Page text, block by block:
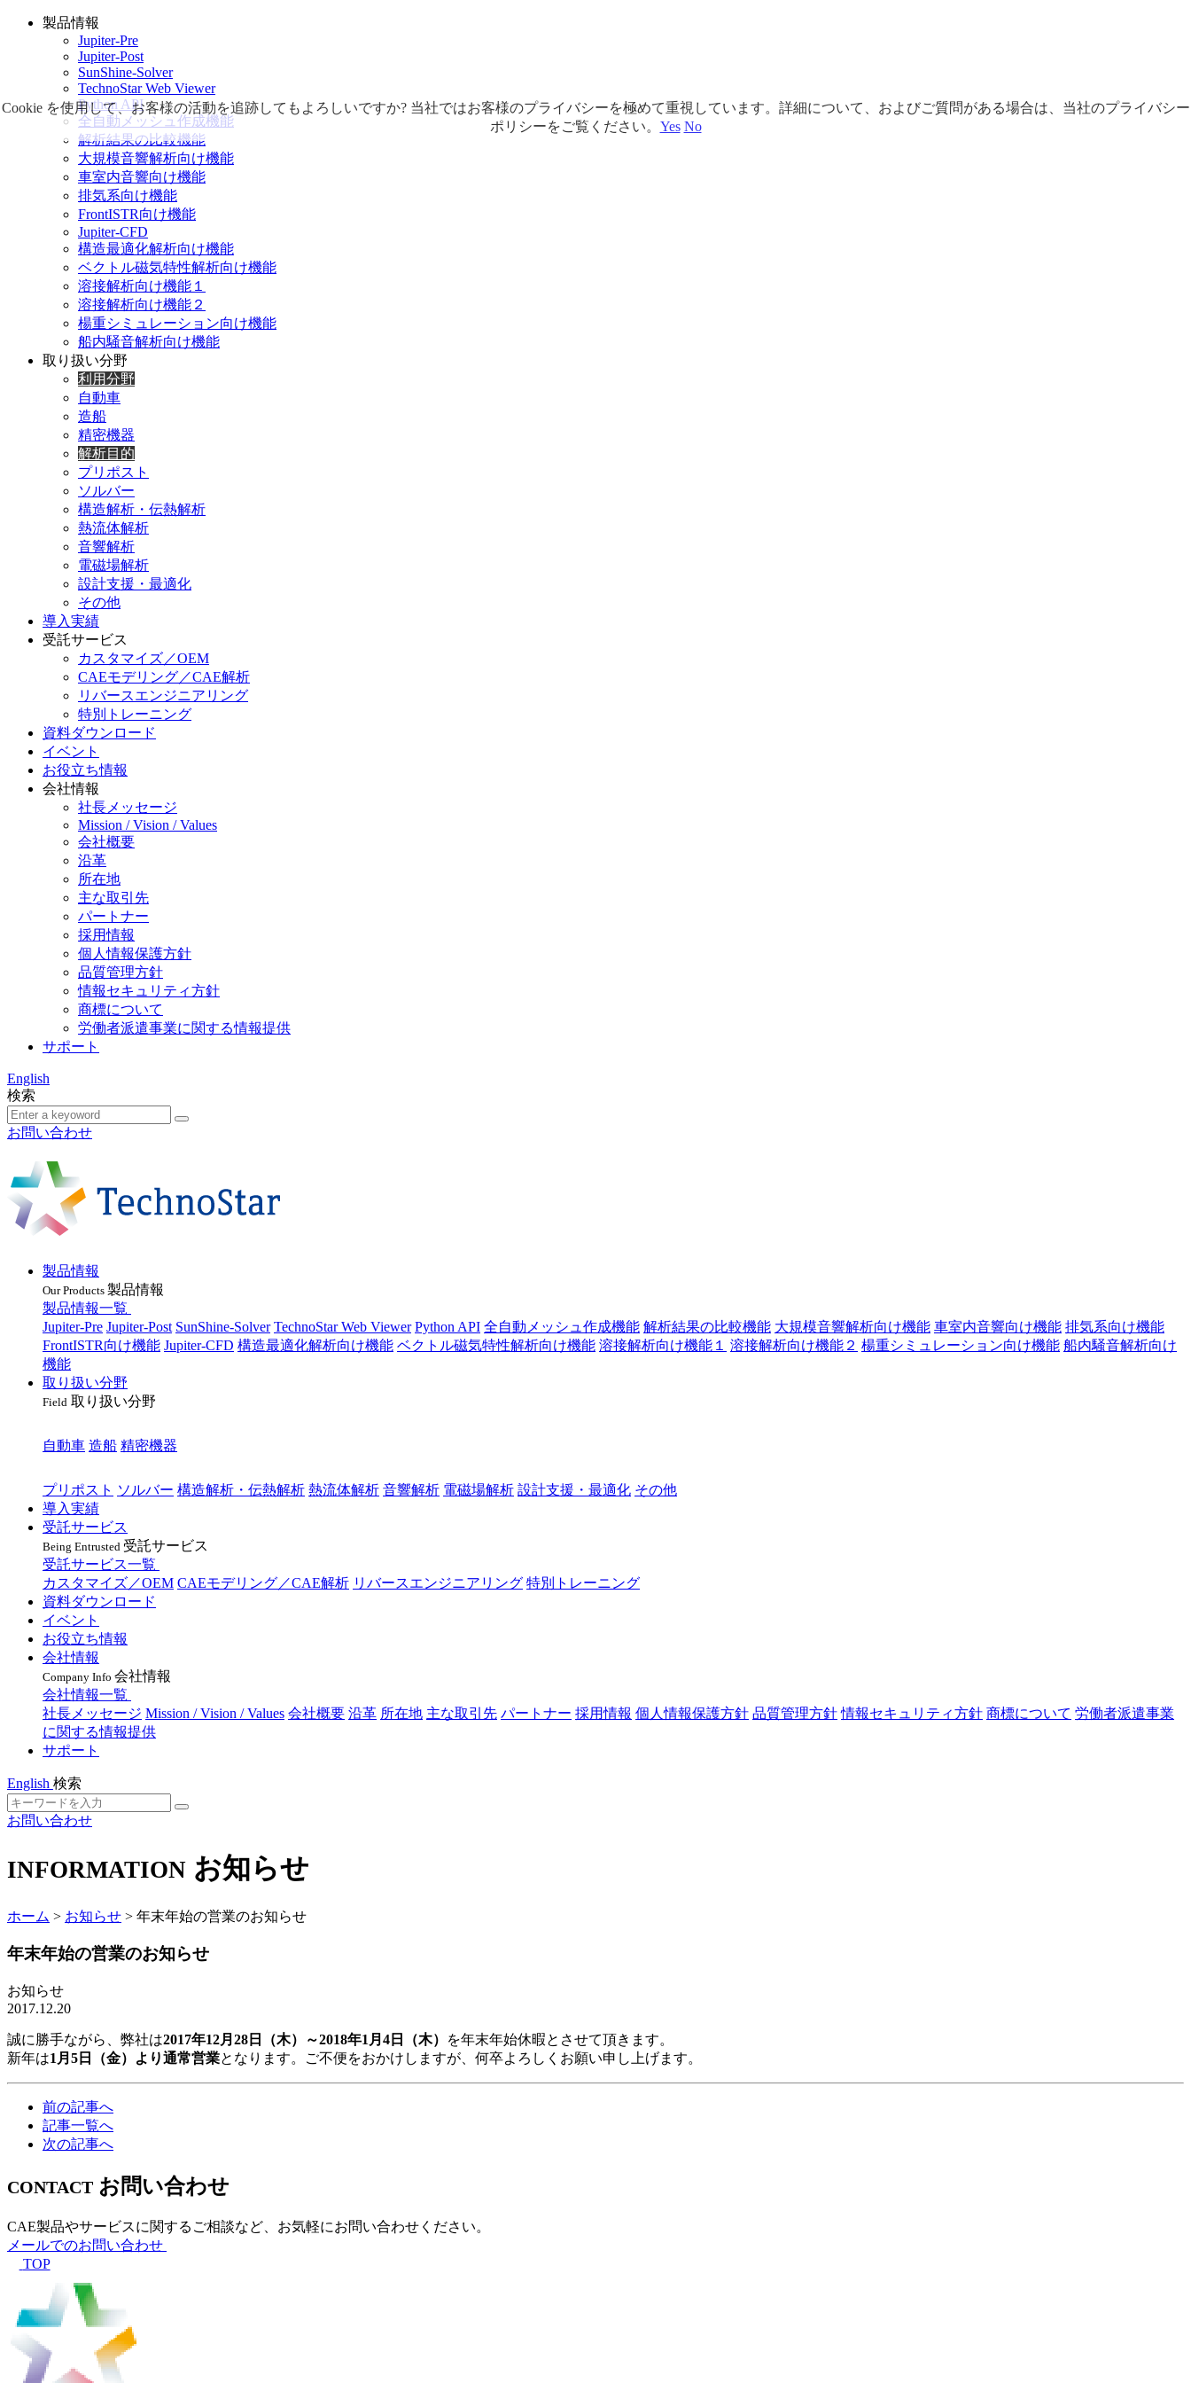
製品情報
Jupiter-Pre
Jupiter-Post
SunShine-Solver
TechnoStar Web Viewer
Python API
全自動メッシュ作成機能
解析結果の比較機能
大規模音響解析向け機能
車室内音響向け機能
排気系向け機能
FrontISTR向け機能
Jupiter-CFD
構造最適化解析向け機能
ベクトル磁気特性解析向け機能
溶接解析向け機能１
溶接解析向け機能２
楊重シミュレーション向け機能
船内騒音解析向け機能
取り扱い分野
利用分野
自動車
造船
精密機器
解析目的
プリポスト
ソルバー
構造解析・伝熱解析
熱流体解析
音響解析
電磁場解析
設計支援・最適化
その他
導入実績
受託サービス
カスタマイズ／OEM
CAEモデリング／CAE解析
リバースエンジニアリング
特別トレーニング
資料ダウンロード
イベント
お役立ち情報
会社情報
社長メッセージ
Mission / Vision / Values
会社概要
沿革
所在地
主な取引先
パートナー
採用情報
個人情報保護方針
品質管理方針
情報セキュリティ方針
商標について
労働者派遣事業に関する情報提供
サポート
English
検索
お問い合わせ
製品情報
Our Products 製品情報
製品情報一覧
Jupiter-Pre Jupiter-Post SunShine-Solver TechnoStar Web Viewer Python API 全自動メッシュ作成機能 解析結果の比較機能 大規模音響解析向け機能 車室内音響向け機能 排気系向け機能
FrontISTR向け機能 Jupiter-CFD 構造最適化解析向け機能 ベクトル磁気特性解析向け機能 溶接解析向け機能１ 溶接解析向け機能２ 楊重シミュレーション向け機能 船内騒音解析向け
機能
取り扱い分野
Field 取り扱い分野
自動車 造船 精密機器
プリポスト ソルバー 構造解析・伝熱解析 熱流体解析 音響解析 電磁場解析 設計支援・最適化 その他
導入実績
受託サービス
Being Entrusted 受託サービス
受託サービス一覧
カスタマイズ／OEM CAEモデリング／CAE解析 リバースエンジニアリング 特別トレーニング
資料ダウンロード
イベント
お役立ち情報
会社情報
Company Info 会社情報
会社情報一覧
社長メッセージ Mission / Vision / Values 会社概要 沿革 所在地 主な取引先 パートナー 採用情報 個人情報保護方針 品質管理方針 情報セキュリティ方針 商標について 労働者派遣事業
に関する情報提供
サポート
English 検索
お問い合わせ
INFORMATION お知らせ
ホーム > お知らせ > 年末年始の営業のお知らせ
年末年始の営業のお知らせ
お知らせ
2017.12.20
誠に勝手ながら、弊社は2017年12月28日（木）～2018年1月4日（木）
を年末年始休暇とさせて頂きます。
新年は1月5日（金）より通常営業となります。ご不便をおかけしますが、何卒よろしくお願い申し上げます。
前の記事へ
記事一覧へ
次の記事へ
CONTACT お問い合わせ
CAE製品やサービスに関するご相談など、お気軽にお問い合わせください。
メールでのお問い合わせ
TOP
Cookie を使用して、お客様の活動を追跡してもよろしいですか? 当社ではお客様のプライバシーを極めて重視しています。詳細について、およびご質問がある場合は、当社のプライバシー
ポリシーをご覧ください。 Yes No